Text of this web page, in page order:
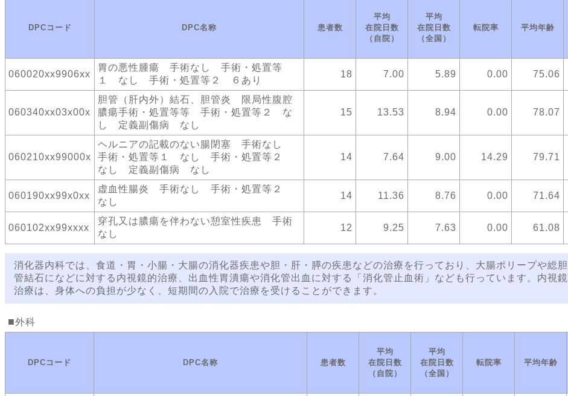
DPCコード DPC名称 患者数
平均
在院日数
（自院）
平均
在院日数
（全国）
転院率 平均年齢
060020xx9906xx
胃の悪性腫瘍 手術なし 手術・処置等
１ なし 手術・処置等２ ６あり
18 7.00 5.89 0.00 75.06
060340xx03x00x
胆管（肝内外）結石、胆管炎 限局性腹腔
膿瘍手術・処置等等 手術・処置等２ な
し 定義副傷病 なし
15 13.53 8.94 0.00 78.07
060210xx99000x
ヘルニアの記載のない腸閉塞 手術なし
手術・処置等１ なし 手術・処置等２
なし 定義副傷病 なし
14 7.64 9.00 14.29 79.71
060190xx99x0xx
虚血性腸炎 手術なし 手術・処置等２
なし
14 11.36 8.76 0.00 71.64
060102xx99xxxx
穿孔又は膿瘍を伴わない憩室性疾患 手術
なし
12 9.25 7.63 0.00 61.08
消化器内科では、食道・胃・小腸・大腸の消化器疾患や胆・肝・膵の疾患などの治療を行っており、大腸ポリープや総胆
管結石になどに対する内視鏡的治療、出血性胃潰瘍や消化管出血に対する「消化管止血術」なども行っています。内視鏡
治療は、身体への負担が少なく、短期間の入院で治療を受けることができます。
外科
DPCコード DPC名称 患者数
平均
在院日数
（自院）
平均
在院日数
（全国）
転院率 平均年齢